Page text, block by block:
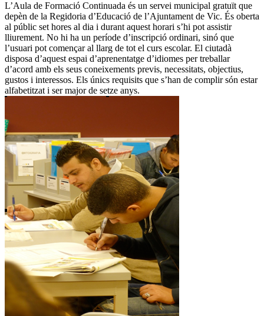
L’Aula de Formació Continuada és un servei municipal gratuït que
depèn de la Regidoria d’Educació de l’Ajuntament de Vic. És oberta
al públic set hores al dia i durant aquest horari s’hi pot assistir
lliurement. No hi ha un període d’inscripció ordinari, sinó que
l’usuari pot començar al llarg de tot el curs escolar. El ciutadà
disposa d’aquest espai d’aprenentatge d’idiomes per treballar
d’acord amb els seus coneixements previs, necessitats, objectius,
gustos i interessos. Els únics requisits que s’han de complir són estar
alfabetitzat i ser major de setze anys.